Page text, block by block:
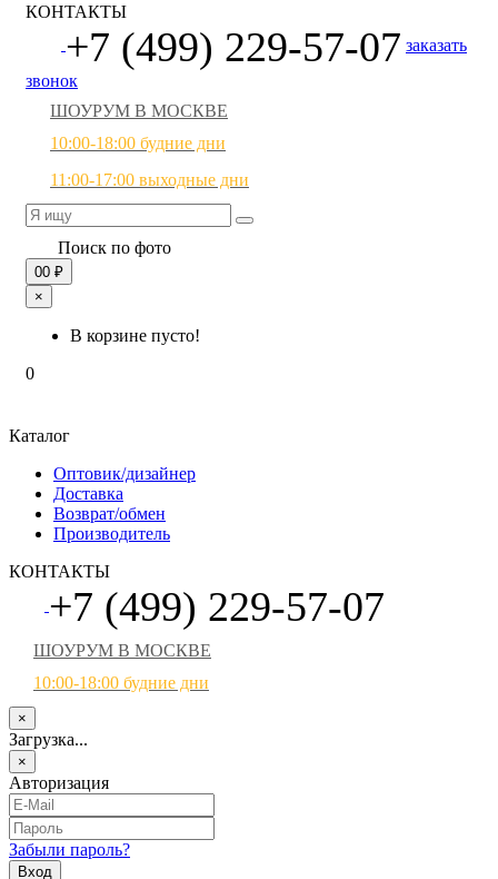
КОНТАКТЫ
+7 (499) 229-57-07 заказать
звонок
ШОУРУМ В МОСКВЕ
10:00-18:00 будние дни
11:00-17:00 выходные дни
Поиск по фото
00 ₽
×
В корзине пусто!
0
Каталог
Оптовик/дизайнер
Доставка
Возврат/обмен
Производитель
КОНТАКТЫ
+7 (499) 229-57-07
ШОУРУМ В МОСКВЕ
10:00-18:00 будние дни
×
Загрузка...
×
Авторизация
Забыли пароль?